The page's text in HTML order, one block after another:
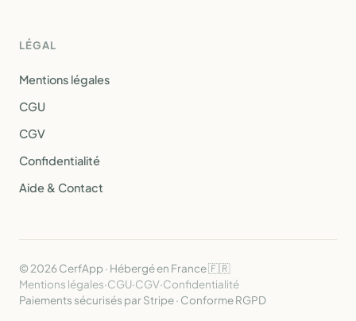
LÉGAL
Mentions légales
CGU
CGV
Confidentialité
Aide & Contact
© 2026 CerfApp · Hébergé en France 🇫🇷
Mentions légales·CGU·CGV·Confidentialité
Paiements sécurisés par Stripe · Conforme RGPD